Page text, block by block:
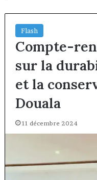
Flash
Compte-
sur la
et la
Douala
11 décembre 2024